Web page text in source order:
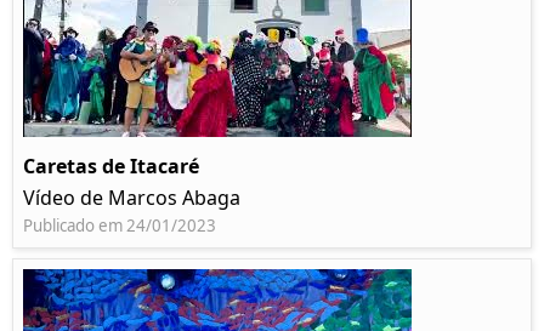
Caretas de Itacaré
Vídeo de Marcos Abaga
Publicado em 24/01/2023